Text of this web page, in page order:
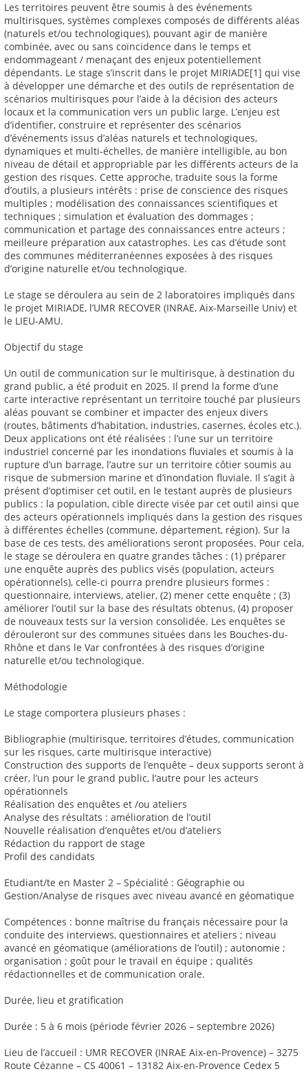
Les territoires peuvent être soumis à des événements
multirisques, systèmes complexes composés de différents aléas
(naturels et/ou technologiques), pouvant agir de manière
combinée, avec ou sans coïncidence dans le temps et
endommageant / menaçant des enjeux potentiellement
dépendants. Le stage s’inscrit dans le projet MIRIADE[1] qui vise
à développer une démarche et des outils de représentation de
scénarios multirisques pour l’aide à la décision des acteurs
locaux et la communication vers un public large. L’enjeu est
d’identifier, construire et représenter des scénarios
d’événements issus d’aléas naturels et technologiques,
dynamiques et multi-échelles, de manière intelligible, au bon
niveau de détail et appropriable par les différents acteurs de la
gestion des risques. Cette approche, traduite sous la forme
d’outils, a plusieurs intérêts : prise de conscience des risques
multiples ; modélisation des connaissances scientifiques et
techniques ; simulation et évaluation des dommages ;
communication et partage des connaissances entre acteurs ;
meilleure préparation aux catastrophes. Les cas d’étude sont
des communes méditerranéennes exposées à des risques
d’origine naturelle et/ou technologique.
Le stage se déroulera au sein de 2 laboratoires impliqués dans
le projet MIRIADE, l’UMR RECOVER (INRAE, Aix-Marseille Univ) et
le LIEU-AMU.
Objectif du stage
Un outil de communication sur le multirisque, à destination du
grand public, a été produit en 2025. Il prend la forme d’une
carte interactive représentant un territoire touché par plusieurs
aléas pouvant se combiner et impacter des enjeux divers
(routes, bâtiments d’habitation, industries, casernes, écoles etc.).
Deux applications ont été réalisées : l’une sur un territoire
industriel concerné par les inondations fluviales et soumis à la
rupture d’un barrage, l’autre sur un territoire côtier soumis au
risque de submersion marine et d’inondation fluviale. Il s’agit à
présent d’optimiser cet outil, en le testant auprès de plusieurs
publics : la population, cible directe visée par cet outil ainsi que
des acteurs opérationnels impliqués dans la gestion des risques
à différentes échelles (commune, département, région). Sur la
base de ces tests, des améliorations seront proposées. Pour cela,
le stage se déroulera en quatre grandes tâches : (1) préparer
une enquête auprès des publics visés (population, acteurs
opérationnels), celle-ci pourra prendre plusieurs formes :
questionnaire, interviews, atelier, (2) mener cette enquête ; (3)
améliorer l’outil sur la base des résultats obtenus, (4) proposer
de nouveaux tests sur la version consolidée. Les enquêtes se
dérouleront sur des communes situées dans les Bouches-du-
Rhône et dans le Var confrontées à des risques d’origine
naturelle et/ou technologique.
Méthodologie
Le stage comportera plusieurs phases :
Bibliographie (multirisque, territoires d’études, communication
sur les risques, carte multirisque interactive)
Construction des supports de l’enquête – deux supports seront à
créer, l’un pour le grand public, l’autre pour les acteurs
opérationnels
Réalisation des enquêtes et /ou ateliers
Analyse des résultats : amélioration de l’outil
Nouvelle réalisation d’enquêtes et/ou d’ateliers
Rédaction du rapport de stage
Profil des candidats
Etudiant/te en Master 2 – Spécialité : Géographie ou
Gestion/Analyse de risques avec niveau avancé en géomatique
Compétences : bonne maîtrise du français nécessaire pour la
conduite des interviews, questionnaires et ateliers ; niveau
avancé en géomatique (améliorations de l’outil) ; autonomie ;
organisation ; goût pour le travail en équipe ; qualités
rédactionnelles et de communication orale.
Durée, lieu et gratification
Durée : 5 à 6 mois (période février 2026 – septembre 2026)
Lieu de l’accueil : UMR RECOVER (INRAE Aix-en-Provence) – 3275
Route Cézanne – CS 40061 – 13182 Aix-en-Provence Cedex 5